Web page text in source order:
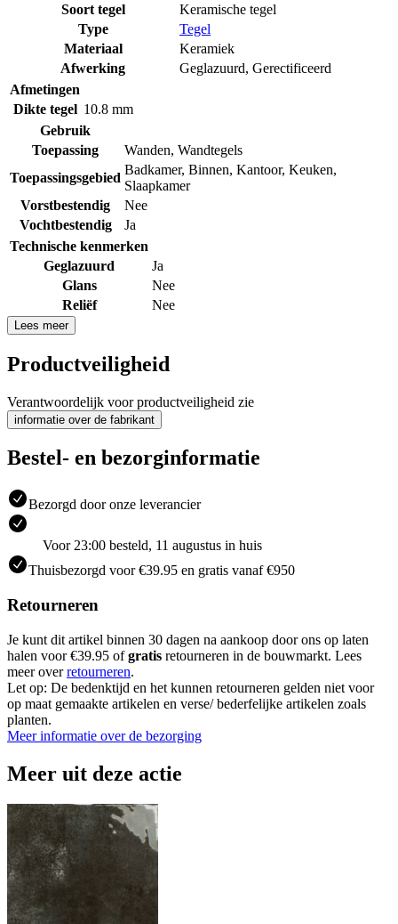
Soort tegel
Keramische tegel
Type
Tegel
Materiaal
Keramiek
Afwerking
Geglazuurd, Gerectificeerd
Afmetingen
Dikte tegel 10.8 mm
Gebruik
Toepassing
Wanden, Wandtegels
Toepassingsgebied
Badkamer, Binnen, Kantoor, Keuken,
Slaapkamer
Vorstbestendig
Nee
Vochtbestendig
Ja
Technische kenmerken
Geglazuurd
Ja
Glans
Nee
Reliëf
Nee
Lees meer
Productveiligheid
Verantwoordelijk voor productveiligheid zie
informatie over de fabrikant
Bestel- en bezorginformatie
Bezorgd door onze leverancier
Voor 23:00 besteld, 11 augustus in huis
Thuisbezorgd voor €39.95 en gratis vanaf €950
Retourneren
Je kunt dit artikel binnen 30 dagen na aankoop door ons op laten
halen voor €39.95 ofgratis retourneren in de bouwmarkt. Lees
meer overretourneren.
Let op: De bedenktijd en het kunnen retourneren gelden niet voor
op maat gemaakte artikelen en verse/ bederfelijke artikelen zoals
planten.
Meer informatie over de bezorging
Meer uit deze actie